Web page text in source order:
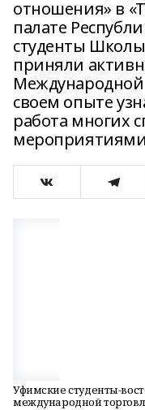
отношения» в
палате
студенты
приняли
Международной
своем опыте
работа многих
Уфимские студенты-
международной